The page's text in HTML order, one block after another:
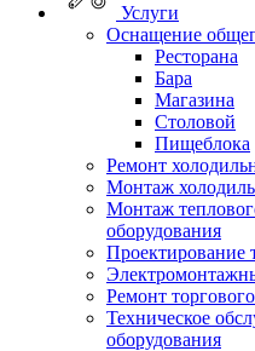
Услуги
Оснащение
Ресторана
Бара
Магазина
Столовой
Пищеблока
Ремонт
Монтаж
Монтаж
оборудования
Проектирование
Ремонт
Техническое
оборудования